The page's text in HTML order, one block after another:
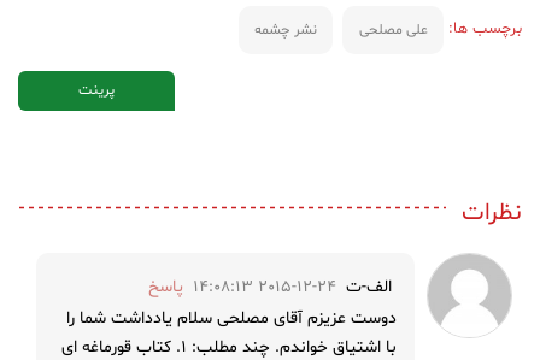
برچسب ها: علی مصلحی نشر چشمه
پرینت
نظرات
الف-ت 2015-12-24 14:08:13
پاسخ
دوست عزیزم آقای مصلحی سلام یادداشت شما را
با اشتیاق خواندم. چند مطلب: ۱. کتاب قورماغه ای